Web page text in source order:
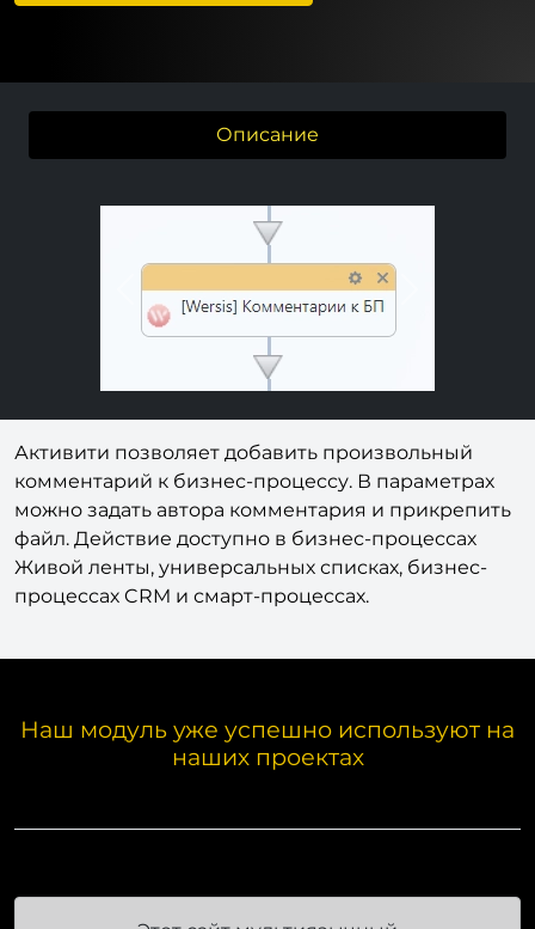
Описание
Previous
Активити позволяет добавить произвольный
комментарий к бизнес-процессу. В параметрах
можно задать автора комментария и прикрепить
файл. Действие доступно в бизнес-процессах
Живой ленты, универсальных списках, бизнес-
процессах CRM и смарт-процессах.
Наш модуль уже успешно используют на
наших проектах